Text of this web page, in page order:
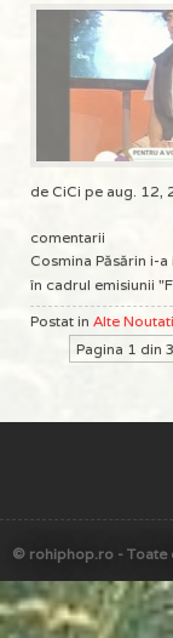
de CiCi pe aug. 12,
comentarii
Cosmina Păsărin i-
în cadrul emisiunii
Postat in Alte Noutati
Pagina 1 din 3
© rohiphop.ro - Toate